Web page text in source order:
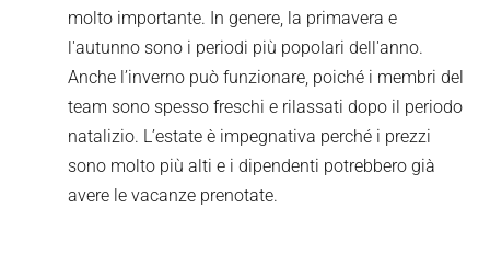
molto importante. In genere, la primavera e
l'autunno sono i periodi più popolari dell'anno.
Anche l’inverno può funzionare, poiché i membri del
team sono spesso freschi e rilassati dopo il periodo
natalizio. L’estate è impegnativa perché i prezzi
sono molto più alti e i dipendenti potrebbero già
avere le vacanze prenotate.